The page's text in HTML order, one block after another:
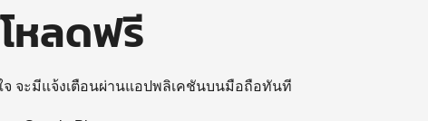
หลดฟรี
จะมีแจ้งเตือนผ่านแอปพลิเคชันบนมือถือทันที